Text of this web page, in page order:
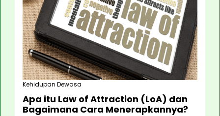
Kehidupan Dewasa
Apa itu Law of Attraction (LoA) dan
Bagaimana Cara Menerapkannya?